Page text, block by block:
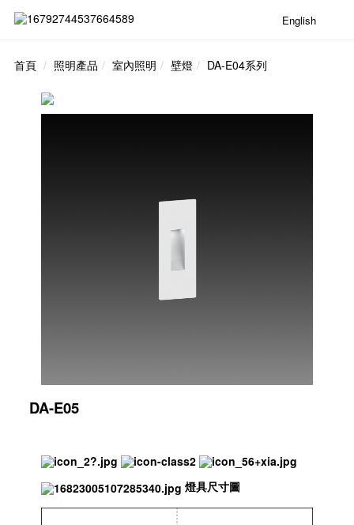
English
首頁 照明產品 室內照明 壁燈 DA-E04系列
DA-E05
燈具尺寸圖